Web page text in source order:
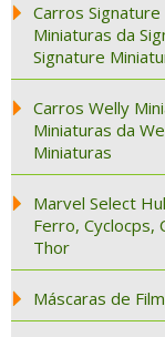
Carros
Miniaturas da
Signature
Carros Welly
Miniaturas da
Miniaturas
Marvel Select
Ferro, Cyclocps,
Thor
Máscaras de